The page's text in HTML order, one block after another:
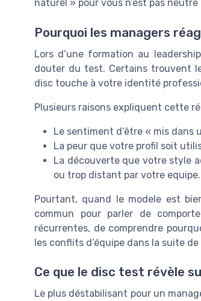
naturel » pour vous n’est pas
Pourquoi les managers
Lors d’une formation au
douter du test. Certains trouvent
disc touche à votre identité
Plusieurs raisons expliquent cette
Le sentiment d’être « mis dans
La peur que votre profil soit
La découverte que votre style
ou trop distant par votre equipe.
Pourtant, quand le modele est
commun pour parler de
récurrentes, de comprendre
les conflits d’équipe dans la suite de
Ce que le disc test révèle
Le plus déstabilisant pour un